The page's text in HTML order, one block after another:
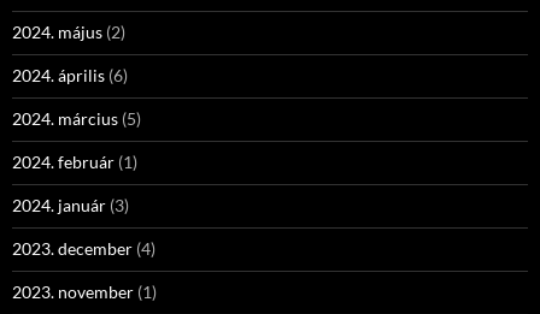
2024. május (2)
2024. április (6)
2024. március (5)
2024. február (1)
2024. január (3)
2023. december (4)
2023. november (1)